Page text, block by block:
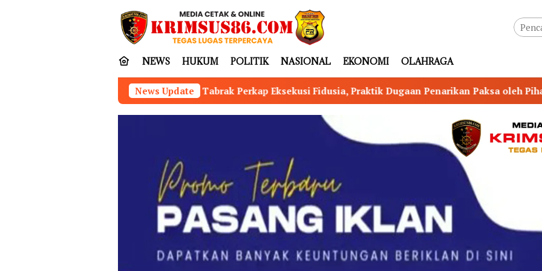
NEWS HUKUM POLITIK NASIONAL EKONOMI OLAHRAGA
News Update
Tabrak Perkap Eksekusi Fidusia, Praktik Dugaan Penarikan Paksa oleh Pihak Ketiga pada KSP